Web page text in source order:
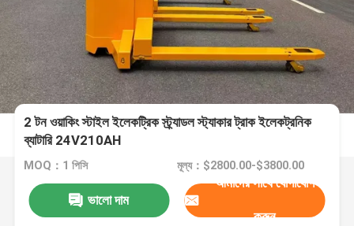
2 টন ওয়াকিং স্টাইল ইলেকট্রিক স্ট্র্যাডল স্ট্যাকার ট্রাক ইলেকট্রনিক
ব্যাটারি 24V210AH
MOQ：1 পিসি মূল্য：$2800.00-$3800.00
ভালো দাম
আমাদের সাথে যোগাযোগ
করুন